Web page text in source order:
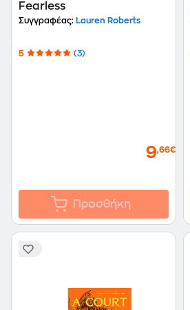
Fearless
Συγγραφέας: Lauren Roberts
5 (3)
9,66€
Προσθήκη